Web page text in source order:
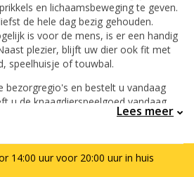
en lichaamsbeweging te geven.
de hele dag bezig gehouden.
is voor de mens, is er een handig
plezier, blijft uw dier ook fit met
speelhuisje of touwbal.
bezorgregio's en bestelt u vandaag
u de knaagdierspeelgoed vandaag
Lees meer
14:00 uur voor 20:00 uur in huis